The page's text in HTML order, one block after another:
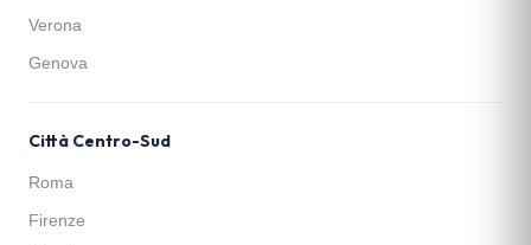
Verona
Genova
Città Centro-Sud
Roma
Firenze